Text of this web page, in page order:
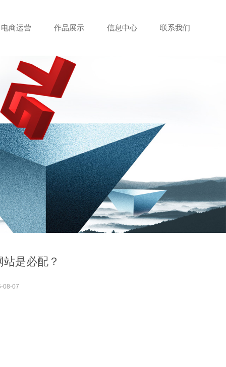
电商运营 作品展示 信息中心 联系我们
是必配？
08-07